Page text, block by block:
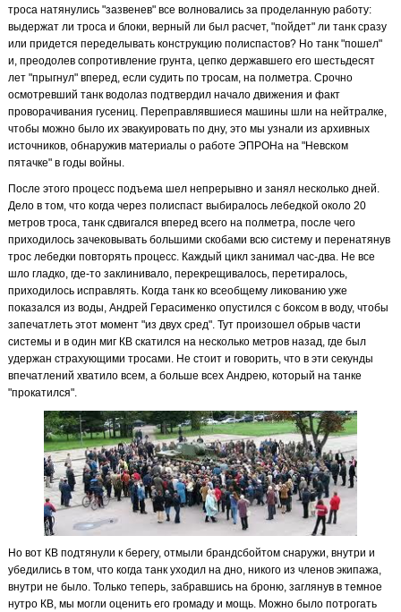
троса натянулись "зазвенев" все волновались за проделанную работу:
выдержат ли троса и блоки, верный ли был расчет, "пойдет" ли танк сразу
или придется переделывать конструкцию полиспастов? Но танк "пошел"
и, преодолев сопротивление грунта, цепко державшего его шестьдесят
лет "прыгнул" вперед, если судить по тросам, на полметра. Срочно
осмотревший танк водолаз подтвердил начало движения и факт
проворачивания гусениц. Переправлявшиеся машины шли на нейтралке,
чтобы можно было их эвакуировать по дну, это мы узнали из архивных
источников, обнаружив материалы о работе ЭПРОНа на "Невском
пятачке" в годы войны.
После этого процесс подъема шел непрерывно и занял несколько дней.
Дело в том, что когда через полиспаст выбиралось лебедкой около 20
метров троса, танк сдвигался вперед всего на полметра, после чего
приходилось зачековывать большими скобами всю систему и перенатянув
трос лебедки повторять процесс. Каждый цикл занимал час-два. Не все
шло гладко, где-то заклинивало, перекрещивалось, перетиралось,
приходилось исправлять. Когда танк ко всеобщему ликованию уже
показался из воды, Андрей Герасименко опустился с боксом в воду, чтобы
запечатлеть этот момент "из двух сред". Тут произошел обрыв части
системы и в один миг КВ скатился на несколько метров назад, где был
удержан страхующими тросами. Не стоит и говорить, что в эти секунды
впечатлений хватило всем, а больше всех Андрею, который на танке
"прокатился".
Но вот КВ подтянули к берегу, отмыли брандсбойтом снаружи, внутри и
убедились в том, что когда танк уходил на дно, никого из членов экипажа,
внутри не было. Только теперь, забравшись на броню, заглянув в темное
нутро КВ, мы могли оценить его громаду и мощь. Можно было потрогать